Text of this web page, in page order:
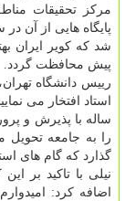
مرکز تحقیقات
پایگاه هایی از آن
شد که کویر ایران
پیش محافظت گردد.
رییس دانشگاه
استاد افتخار می
ساله با پذیرش و
را به جامعه
گذارد که گام های
نیلی با تاکید بر
اضافه کرد: